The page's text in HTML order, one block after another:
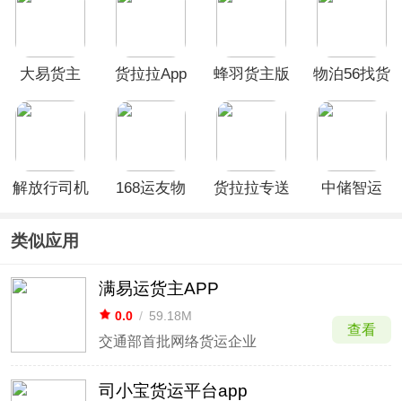
大易货主
货拉拉App 蜂羽货主版
物泊56找货
解放行司机
168运友物
货拉拉专送
中储智运
类似应用
满易运货主APP
0.0 / 59.18M
交通部首批网络货运企业
查看
司小宝货运平台app